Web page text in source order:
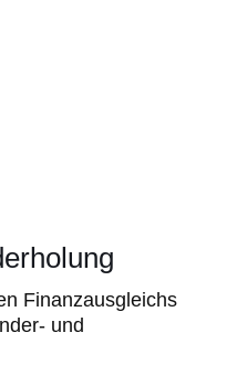
Finanzausgleichs
und